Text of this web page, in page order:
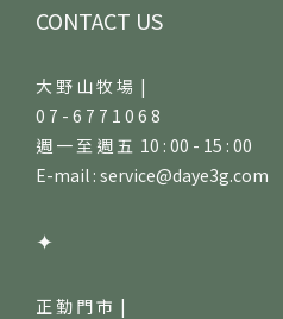
CONTACT US
大 野 山 牧 場 |
0 7 - 6 7 7 1 0 6 8
週 一 至 週 五 10 : 00 - 15 : 00
E-mail : service@daye3g.com
✦
正 勤 門 市 |